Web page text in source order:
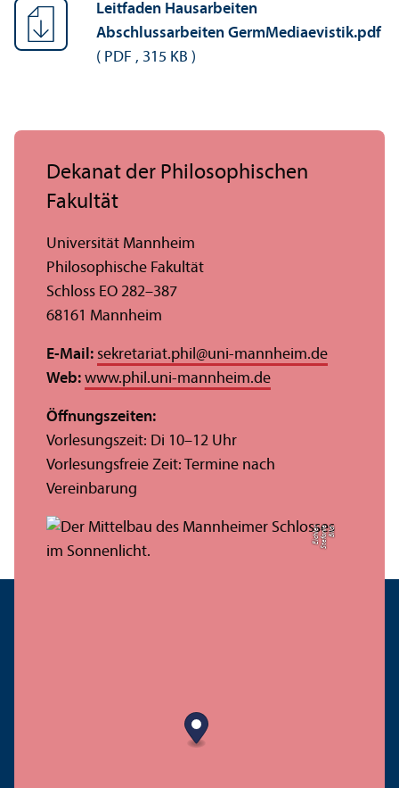
Leitfaden Hausarbeiten
Abschlussarbeiten GermMediaevistik.pdf
( PDF , 315 KB )
Bil
d:
S
t
ef
a
ni
e
Ei
c
hl
e
r
Dekanat der Philosophischen
Fakultät
Universität Mannheim
Philosophische Fakultät
Schloss EO 282–387
68161 Mannheim
E-Mail: sekretariat.phil@uni-mannheim.de
Web: www.phil.uni-mannheim.de
Öffnungs­zeiten:
Vorlesungs­zeit: Di 10–12 Uhr
Vorlesungs­freie Zeit: Termine nach
Vereinbarung